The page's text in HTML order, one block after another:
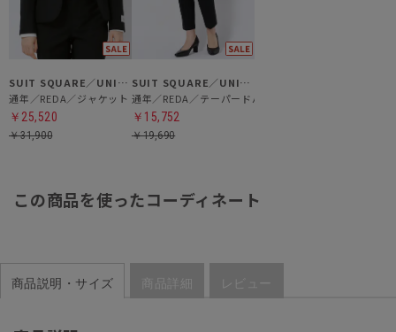
SUIT SQUARE／UNIVERSAL LANGUAGE／WHITE
通年／REDA／ジャケット
￥25,520
￥31,900
SUIT SQUARE／UNIVERSAL LANGUAGE／WHITE
通年／REDA／テーパードパンツ
￥15,752
￥19,690
この商品を使ったコーディネート
商品説明・サイズ 商品詳細 レビュー